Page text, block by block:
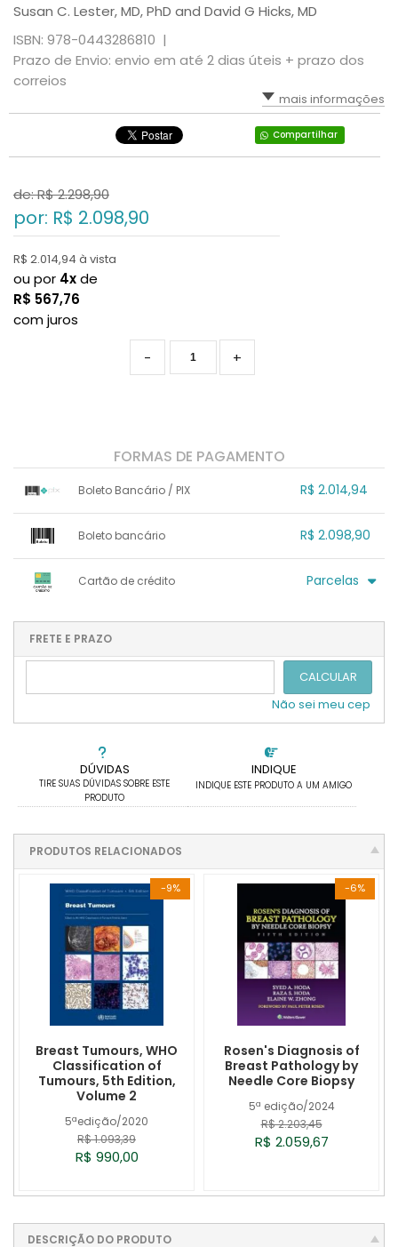
Susan C. Lester, MD, PhD and David G Hicks, MD
ISBN: 978-0443286810 |
Prazo de Envio: envio em até 2 dias úteis + prazo dos
correios
mais informações
Compartilhar
DÚVIDAS
TIRE SUAS DÚVIDAS SOBRE ESTE
PRODUTO
INDIQUE
INDIQUE ESTE PRODUTO A UM AMIGO
de: R$2.298,90
por: R$ 2.098,90
R$ 2.014,94 à vista
ou por 4xde
R$ 567,76
com juros
+
-
FORMAS DE PAGAMENTO
Boleto Bancário / PIX R$ 2.014,94
.
Boleto bancário R$ 2.098,90
.
Cartão de crédito Parcelas
2x sem juros de R$ 1.049,45
3x sem juros de R$ 699,63
...
FRETE E PRAZO
CALCULAR
Não sei meu cep
PRODUTOS RELACIONADOS
-9%
5ªedição/2020
Breast Tumours, WHO
Classification of
Tumours, 5th Edition,
Volume 2
R$ 1.093,39
R$ 990,00
-6%
5ª edição/2024
Rosen's Diagnosis of
Breast Pathology by
Needle Core Biopsy
R$ 2.203,45
R$ 2.059,67
DESCRIÇÃO DO PRODUTO